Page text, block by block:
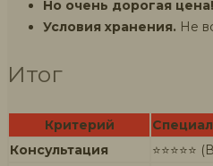
Но очень дорогая
Условия хранения. Не
Итог
Критерий
Консультация
⭐⭐⭐⭐⭐